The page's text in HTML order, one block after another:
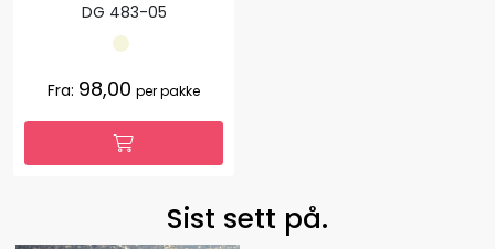
DG 483-05
Fra: 98,00 per pakke
Sist sett på.